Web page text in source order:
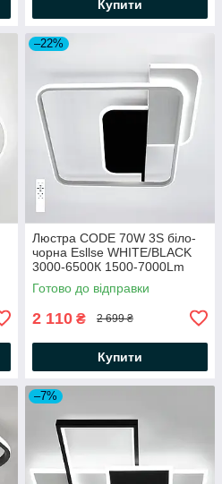
Купити
–22%
Люстра CODE 70W 3S біло-
чорна Esllse WHITE/BLACK
3000-6500К 1500-7000Lm
світлодіодна з пультом
500×490×55мм 220V
Готово до відправки
2 110 ₴ 2 699 ₴
Купити
–7%